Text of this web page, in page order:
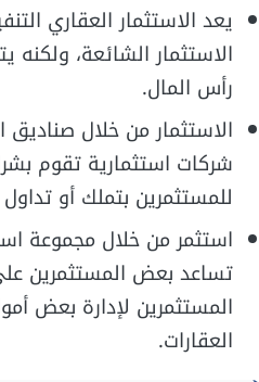
يعد الاستثمار العقاري
الاستثمار الشائعة، ولكنه
رأس المال.
الاستثمار من خلال صناديق
شركات استثمارية تقوم
للمستثمرين بتملك أو
استثمر من خلال مجموعة
تساعد بعض المستثمرين
المستثمرين لإدارة بعض
العقارات.